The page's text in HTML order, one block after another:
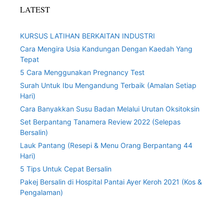
LATEST
KURSUS LATIHAN BERKAITAN INDUSTRI
Cara Mengira Usia Kandungan Dengan Kaedah Yang
Tepat
5 Cara Menggunakan Pregnancy Test
Surah Untuk Ibu Mengandung Terbaik (Amalan Setiap
Hari)
Cara Banyakkan Susu Badan Melalui Urutan Oksitoksin
Set Berpantang Tanamera Review 2022 (Selepas
Bersalin)
Lauk Pantang (Resepi & Menu Orang Berpantang 44
Hari)
5 Tips Untuk Cepat Bersalin
Pakej Bersalin di Hospital Pantai Ayer Keroh 2021 (Kos &
Pengalaman)